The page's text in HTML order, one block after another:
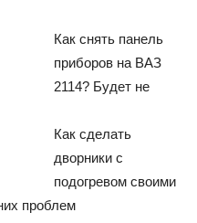
Как снять панель
приборов на ВАЗ
2114? Будет не
Как сделать
дворники с
подогревом своими
проблем